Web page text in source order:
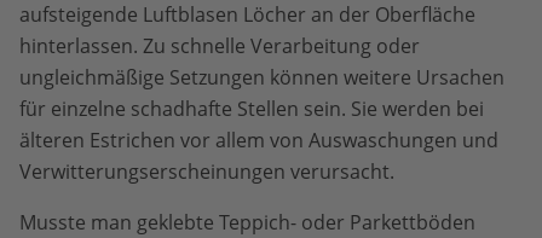
aufsteigende Luftblasen Löcher an der Oberfläche
hinterlassen. Zu schnelle Verarbeitung oder
ungleichmäßige Setzungen können weitere Ursachen
für einzelne schadhafte Stellen sein. Sie werden bei
älteren Estrichen vor allem von Auswaschungen und
Verwitterungserscheinungen verursacht.
Musste man geklebte Teppich- oder Parkettböden